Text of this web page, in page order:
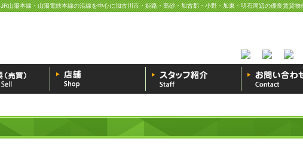
JR山陽本線・山陽電鉄本線の沿線を中心に加古川市・姫路・高砂・加古郡・小野・加東・明石周辺の優良賃貸物